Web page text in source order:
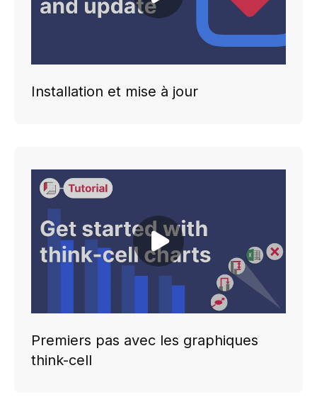
Installation et mise à jour
Play video
Premiers pas avec les graphiques
think-cell